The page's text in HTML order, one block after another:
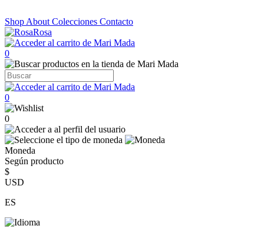
Shop About Colecciones Contacto
0
0
0
Moneda
Según producto
$
USD
ES